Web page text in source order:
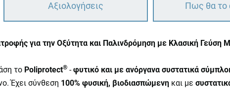
Αξιολογήσεις Πως θα το
για την Οξύτητα και Παλινδρόμηση με Κλασική Γεύση
το Poliprotect® - φυτικό και με ανόργανα συστατικά
Έχει σύνθεση 100% φυσική, βιοδιασπώμενη και με